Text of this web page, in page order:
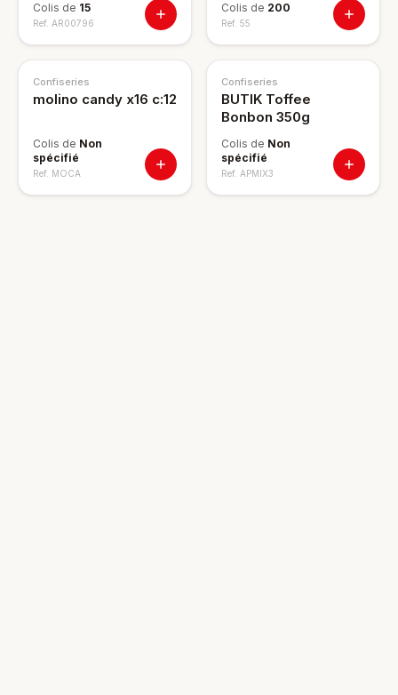
Colis de 15
Ref. AR00796
Colis de 200
Ref. 55
Confiseries
molino candy x16 c:12
Colis de Non
spécifié
Ref. MOCA
Confiseries
BUTIK Toffee
Bonbon 350g
Colis de Non
spécifié
Ref. APMIX3